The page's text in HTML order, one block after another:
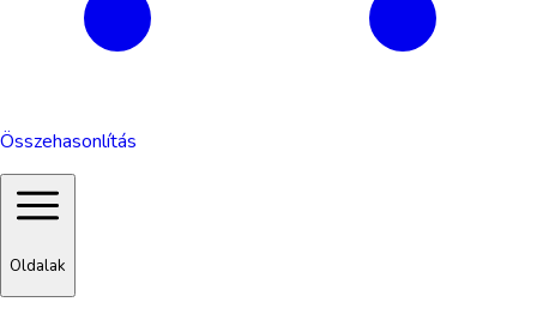
Összehasonlítás
Oldalak